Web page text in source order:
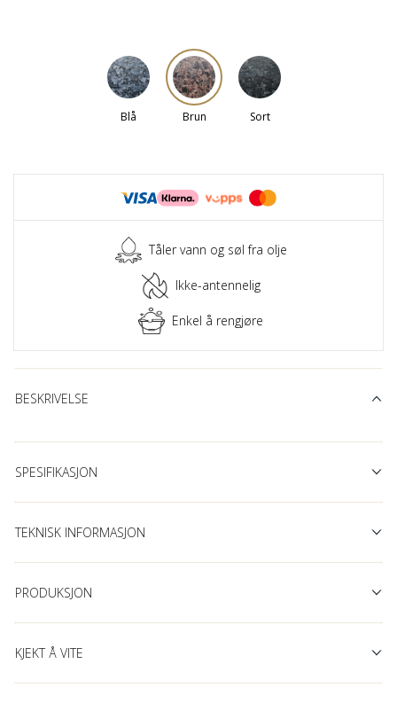
Blå Brun Sort
Tåler vann og søl fra olje
Ikke-antennelig
Enkel å rengjøre
BESKRIVELSE
SPESIFIKASJON
TEKNISK INFORMASJON
PRODUKSJON
KJEKT Å VITE